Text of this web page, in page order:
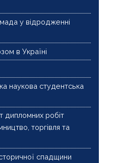
у відродженні
в Україні
наукова студентська
дипломних робіт
торгівля та
спадщини